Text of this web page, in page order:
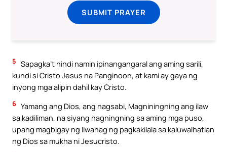
SUBMIT PRAYER
5 Sapagka’t hindi namin ipinangangaral ang aming sarili,
kundi si Cristo Jesus na Panginoon, at kami ay gaya ng
inyong mga alipin dahil kay Cristo.
6 Yamang ang Dios, ang nagsabi, Magniningning ang ilaw
sa kadiliman, na siyang nagningning sa aming mga puso,
upang magbigay ng liwanag ng pagkakilala sa kaluwalhatian
ng Dios sa mukha ni Jesucristo.